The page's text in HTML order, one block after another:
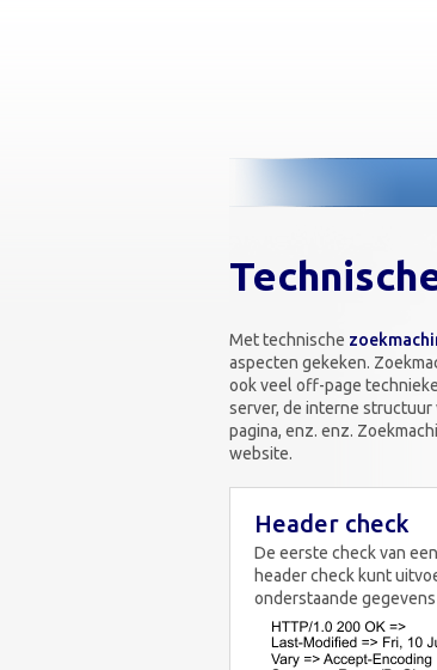
Met technische
aspecten gekeken.
ook veel off-page
server, de interne
pagina, enz. enz.
website.
Header check
De eerste check van
header check kunt
onderstaande